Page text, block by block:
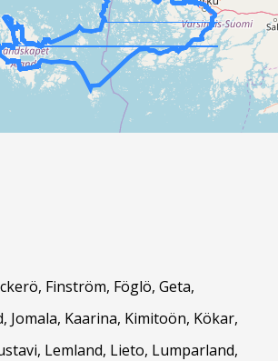
Finström, Föglö, Geta,
Jomala, Kaarina, Kimitoön, Kökar,
Lemland, Lieto, Lumparland,